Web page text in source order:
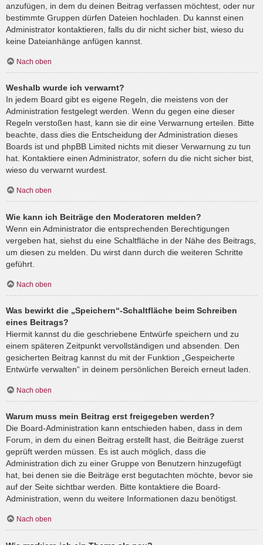
anzufügen, in dem du deinen Beitrag verfassen möchtest, oder nur
bestimmte Gruppen dürfen Dateien hochladen. Du kannst einen
Administrator kontaktieren, falls du dir nicht sicher bist, wieso du
keine Dateianhänge anfügen kannst.
Nach oben
Weshalb wurde ich verwarnt?
In jedem Board gibt es eigene Regeln, die meistens von der
Administration festgelegt werden. Wenn du gegen eine dieser
Regeln verstoßen hast, kann sie dir eine Verwarnung erteilen. Bitte
beachte, dass dies die Entscheidung der Administration dieses
Boards ist und phpBB Limited nichts mit dieser Verwarnung zu tun
hat. Kontaktiere einen Administrator, sofern du die nicht sicher bist,
wieso du verwarnt wurdest.
Nach oben
Wie kann ich Beiträge den Moderatoren melden?
Wenn ein Administrator die entsprechenden Berechtigungen
vergeben hat, siehst du eine Schaltfläche in der Nähe des Beitrags,
um diesen zu melden. Du wirst dann durch die weiteren Schritte
geführt.
Nach oben
Was bewirkt die „Speichern“-Schaltfläche beim Schreiben
eines Beitrags?
Hiermit kannst du die geschriebene Entwürfe speichern und zu
einem späteren Zeitpunkt vervollständigen und absenden. Den
gesicherten Beitrag kannst du mit der Funktion „Gespeicherte
Entwürfe verwalten“ in deinem persönlichen Bereich erneut laden.
Nach oben
Warum muss mein Beitrag erst freigegeben werden?
Die Board-Administration kann entschieden haben, dass in dem
Forum, in dem du einen Beitrag erstellt hast, die Beiträge zuerst
geprüft werden müssen. Es ist auch möglich, dass die
Administration dich zu einer Gruppe von Benutzern hinzugefügt
hat, bei denen sie die Beiträge erst begutachten möchte, bevor sie
auf der Seite sichtbar werden. Bitte kontaktiere die Board-
Administration, wenn du weitere Informationen dazu benötigst.
Nach oben